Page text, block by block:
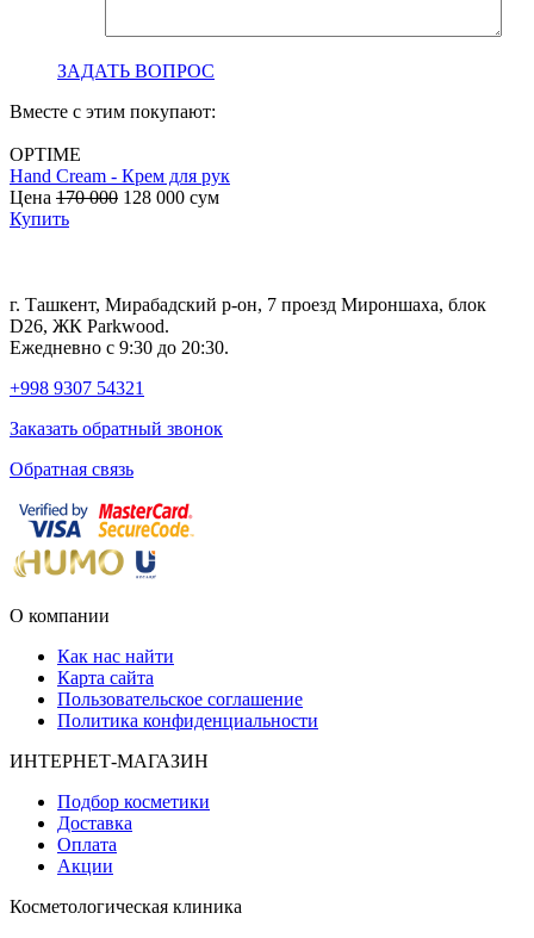
ЗАДАТЬ ВОПРОС
Вместе с этим покупают:
OPTIME
Hand Cream - Крем для рук
Цена 170 000 128 000 сум
Купить
г. Ташкент, Мирабадский р-он, 7 проезд Мироншаха, блок
D26, ЖК Раrkwood.
Ежедневно с 9:30 до 20:30.
+998 9307 54321
Заказать обратный звонок
Обратная связь
О компании
Как нас найти
Карта сайта
Пользовательское соглашение
Политика конфиденциальности
ИНТЕРНЕТ-МАГАЗИН
Подбор косметики
Доставка
Оплата
Акции
Косметологическая клиника